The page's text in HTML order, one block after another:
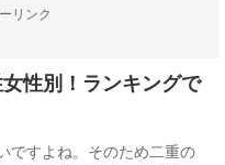
リンク
性別！ランキングで
ですよね。そのため二重の